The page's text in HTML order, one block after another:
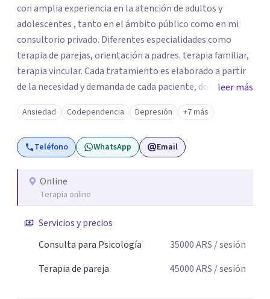
con amplia experiencia en la atención de adultos y
adolescentes , tanto en el ámbito público como en mi
consultorio privado. Diferentes especialidades como
terapia de parejas, orientación a padres. terapia familiar,
terapia vincular. Cada tratamiento es elaborado a partir
de la necesidad y demanda de cada paciente, donde
ambos vamos ejercer un papel activo en la orientación de
la terapia. Para ello utilizo recursos técnicos amplios y
flexibles, adaptados al momento y problemática de cada
persona.
leer más
Ansiedad Codependencia Depresión +7 más
Teléfono WhatsApp Email
Online
Terapia online
Servicios y precios
Consulta para Psicología
35000ARS / sesión
Terapia de pareja
45000ARS / sesión